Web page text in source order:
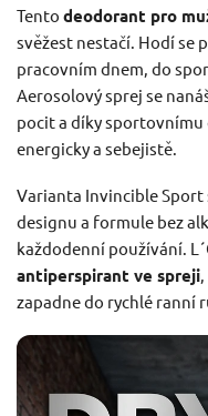
Tento deodorant pro
svěžest nestačí. Hodí se
pracovním dnem, do
Aerosolový sprej se
pocit a díky
energicky a sebejistě.
Varianta Invincible Sport
designu a formule bez
každodenní používání.
antiperspirant ve spreji
zapadne do rychlé ranní